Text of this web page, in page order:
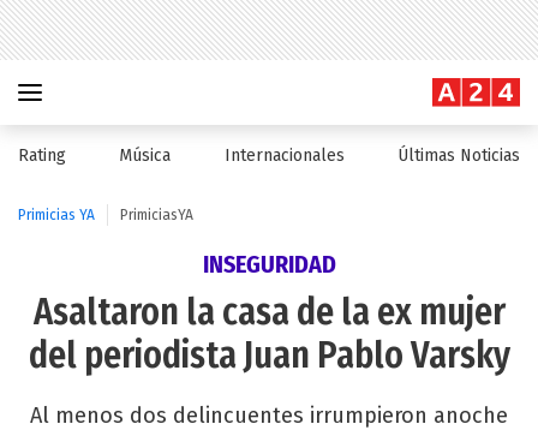
Rating Música Internacionales Últimas Noticias
Primicias YA PrimiciasYA
INSEGURIDAD
Asaltaron la casa de la ex mujer
del periodista Juan Pablo Varsky
Al menos dos delincuentes irrumpieron anoche